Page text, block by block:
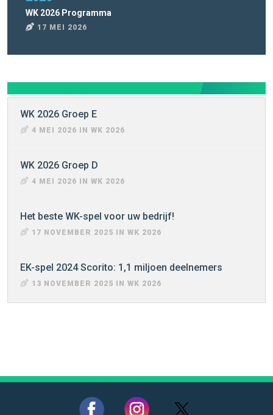
WK 2026 Programma
17 MEI 2026
WK 2026 Groep E
4 MEI 2026 IN WK 2026
WK 2026 Groep D
4 MEI 2026 IN WK 2026
Het beste WK-spel voor uw bedrijf!
17 NOVEMBER 2025 IN WK 2026
EK-spel 2024 Scorito: 1,1 miljoen deelnemers
13 NOVEMBER 2025 IN WK 2026